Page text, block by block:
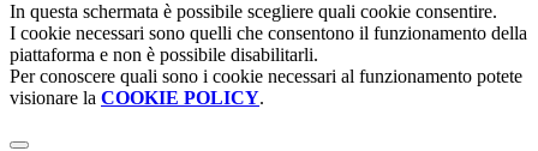
In questa schermata è possibile scegliere quali cookie consentire.
I cookie necessari sono quelli che consentono il funzionamento della
piattaforma e non è possibile disabilitarli.
Per conoscere quali sono i cookie necessari al funzionamento potete
visionare la COOKIE POLICY.